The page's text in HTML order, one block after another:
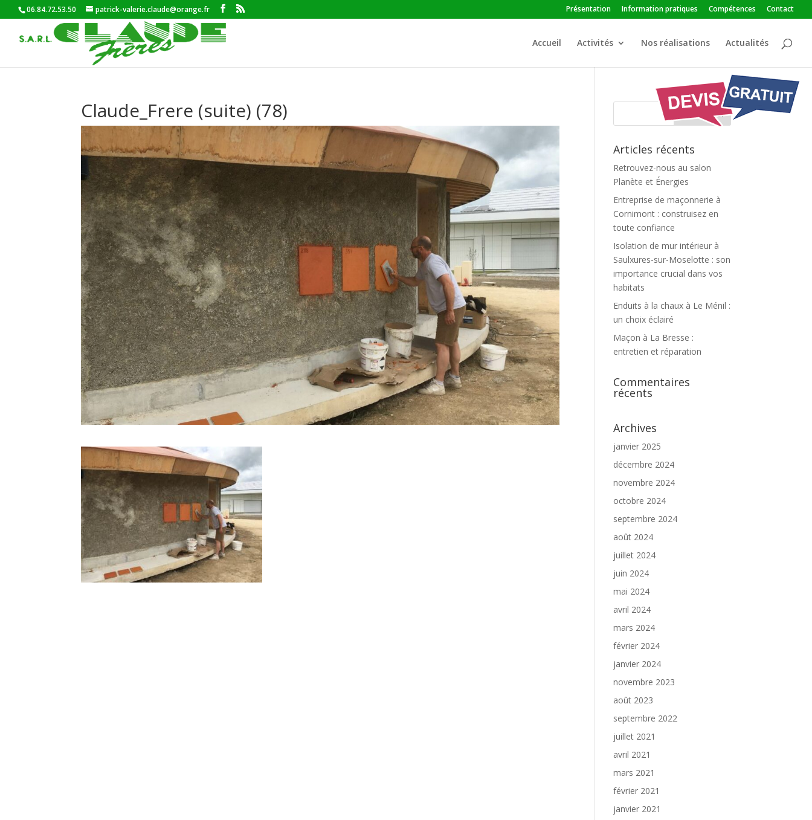
06.84.72.53.50 patrick-valerie.claude@orange.fr Présentation Information pratiques Compétences Contact
Accueil Activités Nos réalisations Actualités
Claude_Frere (suite) (78)
Articles récents
Retrouvez-nous au salon
Planète et Énergies
Entreprise de maçonnerie à
Cornimont : construisez en
toute confiance
Isolation de mur intérieur à
Saulxures-sur-Moselotte : son
importance crucial dans vos
habitats
Enduits à la chaux à Le Ménil :
un choix éclairé
Maçon à La Bresse :
entretien et réparation
Commentaires
récents
Archives
janvier 2025
décembre 2024
novembre 2024
octobre 2024
septembre 2024
août 2024
juillet 2024
juin 2024
mai 2024
avril 2024
mars 2024
février 2024
janvier 2024
novembre 2023
août 2023
septembre 2022
juillet 2021
avril 2021
mars 2021
février 2021
janvier 2021